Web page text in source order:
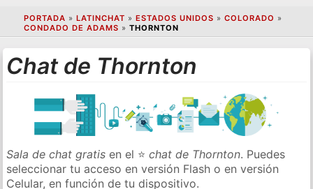
PORTADA » LATINCHAT » ESTADOS UNIDOS » COLORADO »
CONDADO DE ADAMS » THORNTON
Chat de Thornton
Sala de chat gratis en el ⭐chat de Thornton. Puedes
seleccionar tu acceso en versión Flash o en versión
Celular, en función de tu dispositivo.